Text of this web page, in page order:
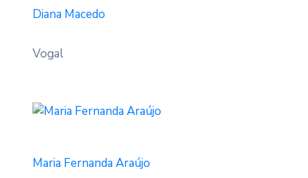
Diana Macedo
Vogal
Maria Fernanda Araújo